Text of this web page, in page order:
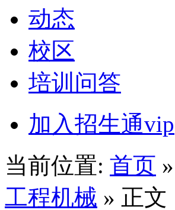
动态
校区
培训问答
加入招生通vip
当前位置: 首页 »
工程机械 » 正文